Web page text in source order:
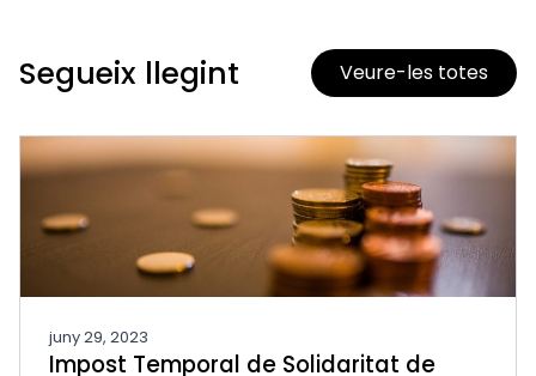
Segueix llegint Veure-les totes
juny 29, 2023
Impost Temporal de Solidaritat de